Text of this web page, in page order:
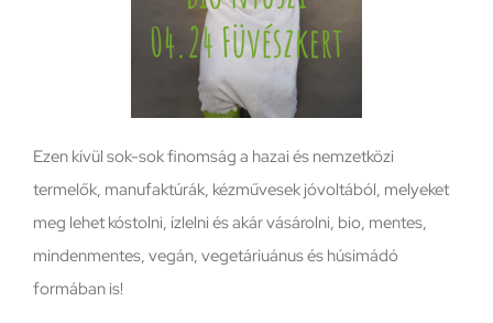
Ezen kívül sok-sok finomság a hazai és nemzetközi
termelők, manufaktúrák, kézművesek jóvoltából, melyeket
meg lehet kóstolni, ízlelni és akár vásárolni, bio, mentes,
mindenmentes, vegán, vegetáriuánus és húsimádó
formában is!